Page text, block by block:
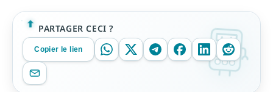
PARTAGER CECI ?
Copier le lien